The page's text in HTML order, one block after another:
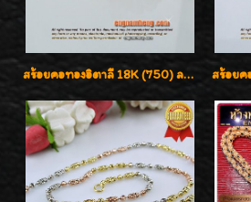
สร้อยคอทองอิตาลี 18K (750) ลายยินตันแกะมูนคัดสวย ลายนี้เงามากๆค่ะ ใส่ทนแข็งแรง